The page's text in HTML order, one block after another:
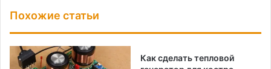
Похожие статьи
Как сделать тепловой